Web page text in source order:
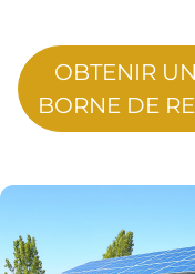
OBTENIR
BORNE DE